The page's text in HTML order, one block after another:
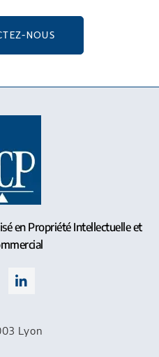
NOUS
en Propriété Intellectuelle et
Lyon